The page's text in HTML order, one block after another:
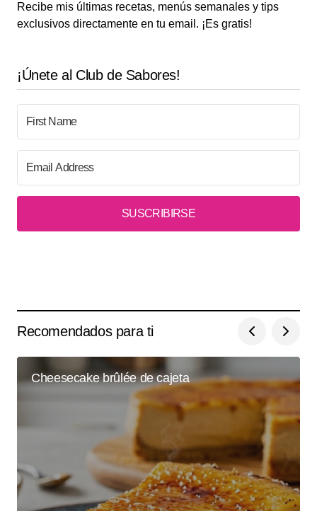
Recibe mis últimas recetas, menús semanales y tips
exclusivos directamente en tu email. ¡Es gratis!
¡Únete al Club de Sabores!
SUSCRIBIRSE
Recomendados para ti
Cheesecake brûlée de cajeta